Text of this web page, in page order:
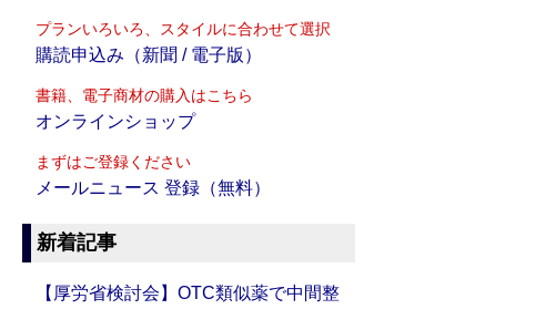
プランいろいろ、スタイルに合わせて選択
購読申込み（新聞 / 電子版）
書籍、電子商材の購入はこちら
オンラインショップ
まずはご登録ください
メールニュース 登録（無料）
新着記事
【厚労省検討会】OTC類似薬で中間整